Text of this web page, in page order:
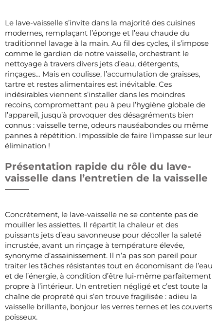
Le lave-vaisselle s’invite dans la majorité des cuisines
modernes, remplaçant l’éponge et l’eau chaude du
traditionnel lavage à la main. Au fil des cycles, il s’impose
comme le gardien de notre vaisselle, orchestrant le
nettoyage à travers divers jets d’eau, détergents,
rinçages… Mais en coulisse, l’accumulation de graisses,
tartre et restes alimentaires est inévitable. Ces
indésirables viennent s’installer dans les moindres
recoins, compromettant peu à peu l’hygiène globale de
l’appareil, jusqu’à provoquer des désagréments bien
connus : vaisselle terne, odeurs nauséabondes ou même
pannes à répétition. Impossible de faire l’impasse sur leur
élimination !
Présentation rapide du rôle du lave-
vaisselle dans l’entretien de la vaisselle
Concrètement, le lave-vaisselle ne se contente pas de
mouiller les assiettes. Il répartit la chaleur et des
puissants jets d’eau savonneuse pour décoller la saleté
incrustée, avant un rinçage à température élevée,
synonyme d’assainissement. Il n’a pas son pareil pour
traiter les tâches résistantes tout en économisant de l’eau
et de l’énergie, à condition d’être lui-même parfaitement
propre à l’intérieur. Un entretien négligé et c’est toute la
chaîne de propreté qui s’en trouve fragilisée : adieu la
vaisselle brillante, bonjour les verres ternes et les couverts
poisseux.